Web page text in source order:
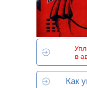
в
Как